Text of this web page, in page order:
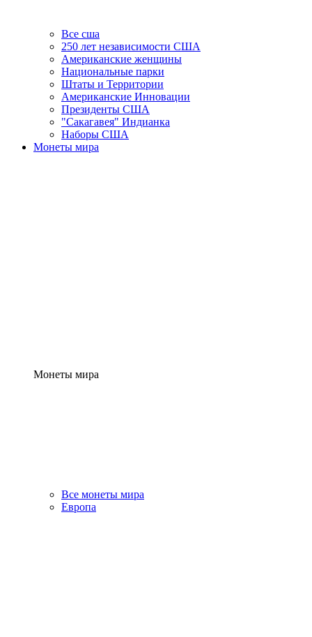
Все сша
250 лет независимости США
Американские женщины
Национальные парки
Штаты и Территории
Американские Инновации
Президенты США
"Сакагавея" Индианка
Наборы США
Монеты мира
Монеты мира
Все монеты мира
Европа